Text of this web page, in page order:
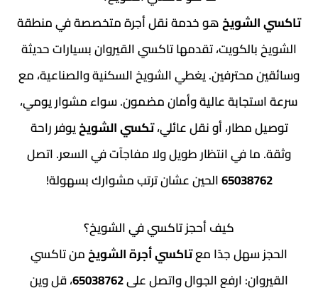
هو خدمة نقل أجرة متخصصة في منطقة
تقدمها تاكسي القيروان بسيارات حديثة
يغطي الشويخ السكنية والصناعية، مع
عالية وأمان مضمون. سواء مشوار يومي،
أو نقل عائلي،تكسي الشويخيوفر راحة
في انتظار طويل ولا مفاجآت في السعر. اتصل
الحين عشان ترتب مشوارك بسهولة!
كيف أحجز تاكسي في الشويخ؟
سهل جدًا معتاكسي أجرة الشويخمن تاكسي
ارفع الجوال واتصل على65038762، قل وين